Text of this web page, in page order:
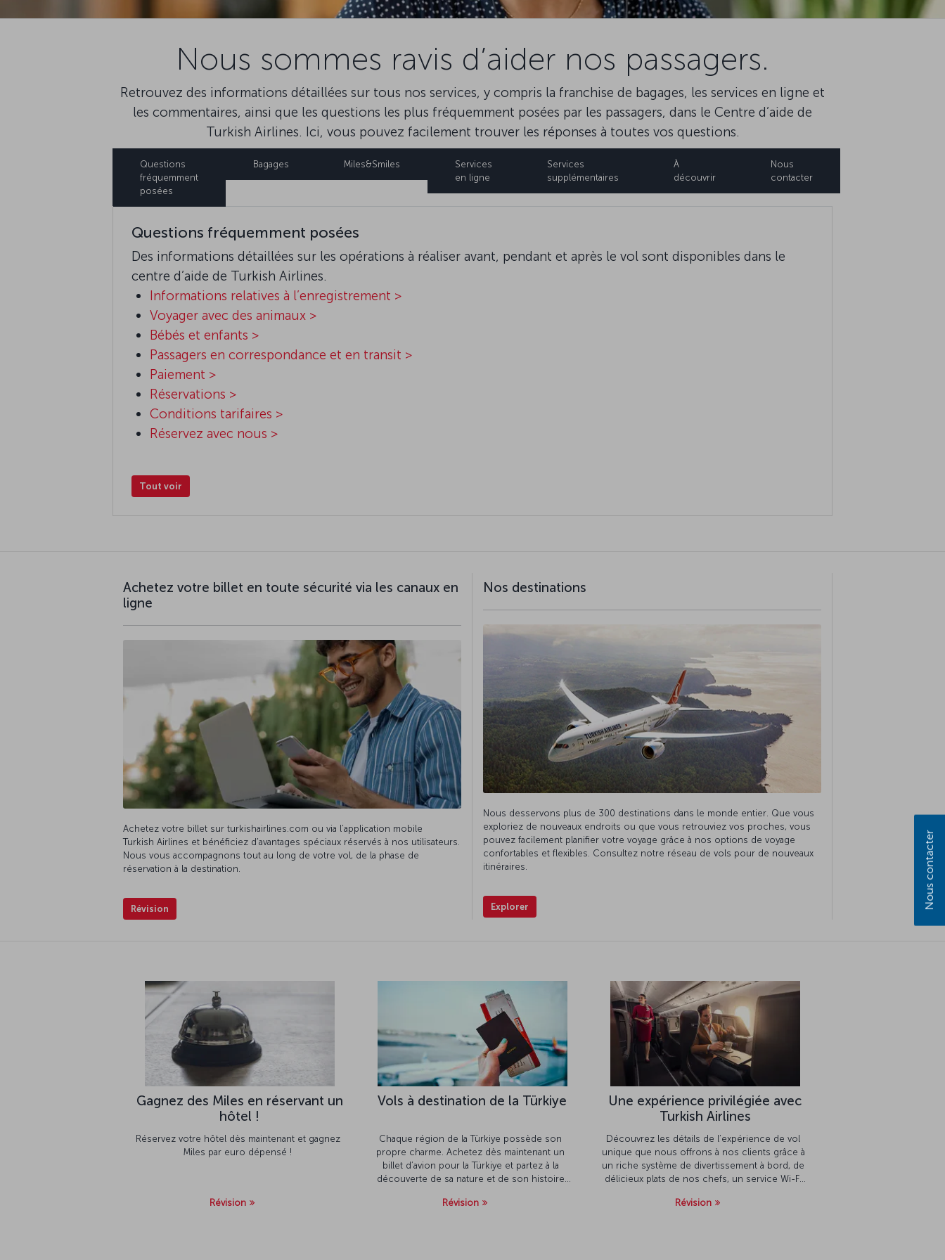
Nous sommes ravis d’aider nos passagers.
Retrouvez des informations détaillées sur tous nos services, y compris la franchise de bagages, les services en ligne et
les commentaires, ainsi que les questions les plus fréquemment posées par les passagers, dans le Centre d’aide de
Turkish Airlines. Ici, vous pouvez facilement trouver les réponses à toutes vos questions.
Questions
fréquemment
posées
Bagages Miles&Smiles
Services
en ligne
Services
supplémentaires
À
découvrir
Nous
contacter
Questions fréquemment posées
Des informations détaillées sur les opérations à réaliser avant, pendant et après le vol sont disponibles dans le
centre d’aide de Turkish Airlines.
Informations relatives à l’enregistrement >
Voyager avec des animaux >
Bébés et enfants >
Passagers en correspondance et en transit >
Paiement >
Réservations >
Conditions tarifaires >
Réservez avec nous >
Tout voir
Achetez votre billet en toute sécurité via les canaux en
ligne
Achetez votre billet sur turkishairlines.com ou via l’application mobile
Turkish Airlines et bénéficiez d’avantages spéciaux réservés à nos utilisateurs.
Nous vous accompagnons tout au long de votre vol, de la phase de
réservation à la destination.
Révision
Nos destinations
Nous desservons plus de 300 destinations dans le monde entier. Que vous
exploriez de nouveaux endroits ou que vous retrouviez vos proches, vous
pouvez facilement planifier votre voyage grâce à nos options de voyage
confortables et flexibles. Consultez notre réseau de vols pour de nouveaux
itinéraires.
Explorer
Gagnez des Miles en réservant un
hôtel !
Réservez votre hôtel dès maintenant et gagnez
Miles par euro dépensé !
Révision
Vols à destination de la Türkiye
Chaque région de la Türkiye possède son
propre charme. Achetez dès maintenant un
billet d’avion pour la Türkiye et partez à la
découverte de sa nature et de son histoire
Révision
Une expérience privilégiée avec
Turkish Airlines
Découvrez les détails de l’expérience de vol
unique que nous offrons à nos clients grâce à
un riche système de divertissement à bord, de
délicieux plats de nos chefs, un service Wi-Fi
Révision
Nous contacter